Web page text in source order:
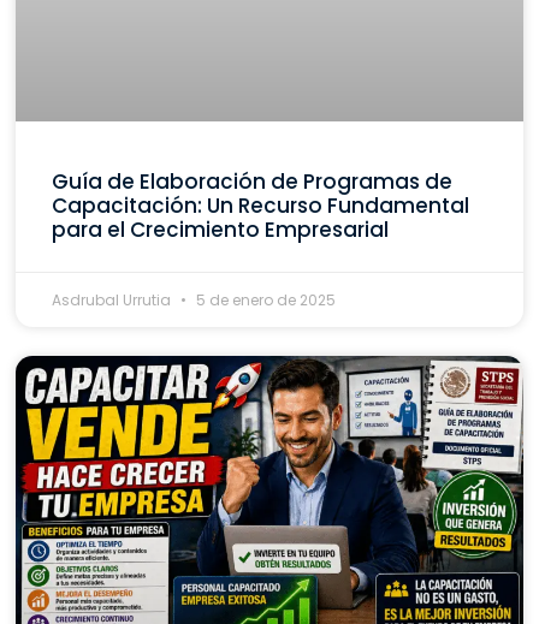
Guía de Elaboración de Programas de
Capacitación: Un Recurso Fundamental
para el Crecimiento Empresarial
Asdrubal Urrutia 5 de enero de 2025